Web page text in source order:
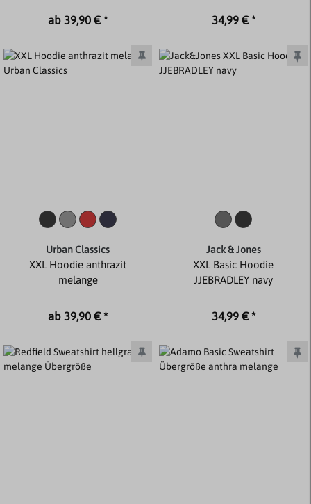
ab 39,90 € * 34,99 € *
Urban Classics
XXL Hoodie anthrazit
melange
ab 39,90 € *
Jack & Jones
XXL Basic Hoodie
JJEBRADLEY navy
34,99 € *